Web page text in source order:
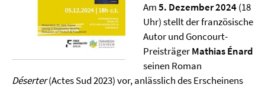
Am5. Dezember 2024(18
Uhr) stellt der französische
Autor und Goncourt-
PreisträgerMathias Énard
seinen Roman
Déserter(Actes Sud 2023) vor, anlässlich des Erscheinens